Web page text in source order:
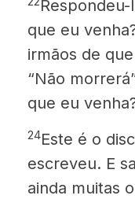
que eu
irmãos de
“Não
que eu
24Este é o
escreveu. E
ainda muitas